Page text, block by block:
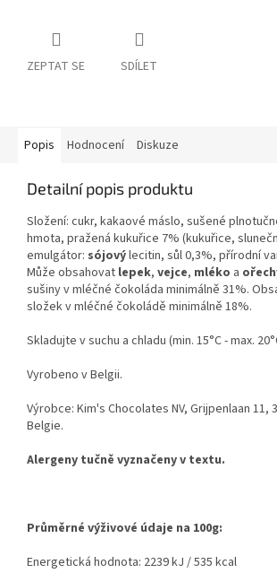
ZEPTAT SE SDÍLET
Popis Hodnocení Diskuze
Detailní popis produktu
Složení: cukr, kakaové máslo, sušené
hmota, pražená kukuřice 7% (kukuřice,
emulgátor: sójovýlecitin, sůl 0,3%, přírodní
Může obsahovat lepek, vejce, mléko a
sušiny v mléčné čokoláda minimálně 31%.
složek v mléčné čokoládě minimálně 18%.
Skladujte v suchu a chladu (min. 15°C - max.
Vyrobeno v Belgii.
Výrobce: Kim's Chocolates NV, Grijpenlaan 11,
Belgie.
Alergeny tučně vyznačeny v textu.
Průměrné výživové údaje na 100g:
Energetická hodnota: 2239 kJ / 535 kcal